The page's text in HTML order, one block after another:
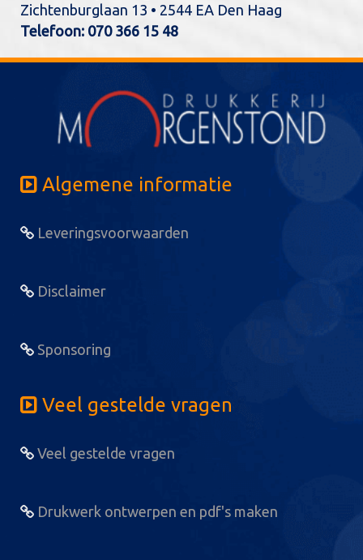
Zichtenburglaan 13 • 2544 EA Den Haag
Telefoon: 070 366 15 48
Algemene informatie
Leveringsvoorwaarden
Disclaimer
Sponsoring
Veel gestelde vragen
Veel gestelde vragen
Drukwerk ontwerpen en pdf's maken